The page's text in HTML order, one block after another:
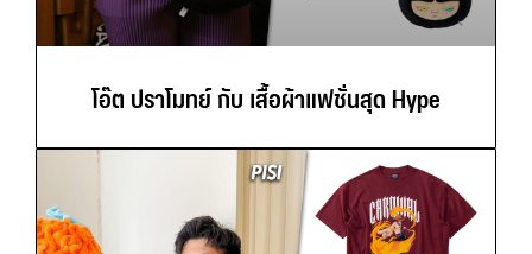
โอ๊ต ปราโมทย์ กับ เสื้อผ้าแฟชั่นสุด Hype